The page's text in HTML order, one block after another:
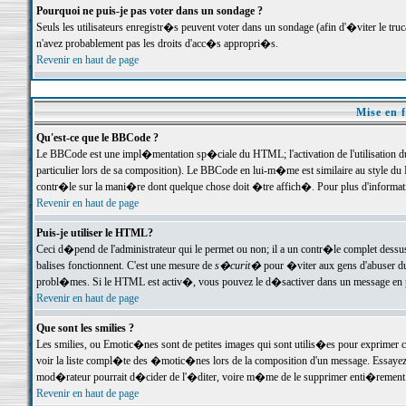
Pourquoi ne puis-je pas voter dans un sondage ?
Seuls les utilisateurs enregistr�s peuvent voter dans un sondage (afin d'�viter le
n'avez probablement pas les droits d'acc�s appropri�s.
Revenir en haut de page
Mise en
Qu'est-ce que le BBCode ?
Le BBCode est une impl�mentation sp�ciale du HTML; l'activation de l'utilisation
particulier lors de sa composition). Le BBCode en lui-m�me est similaire au style
contr�le sur la mani�re dont quelque chose doit �tre affich�. Pour plus
Revenir en haut de page
Puis-je utiliser le HTML?
Ceci d�pend de l'administrateur qui le permet ou non; il a un contr�le complet
balises fonctionnent. C'est une mesure de s�curit�pour �viter aux gens d'abuser
probl�mes. Si le HTML est activ�, vous pouvez le d�sactiver dans un message en
Revenir en haut de page
Que sont les smilies ?
Les smilies, ou Emotic�nes sont de petites images qui sont utilis�es pour exprimer
voir la liste compl�te des �motic�nes lors de la composition d'un message.
mod�rateur pourrait d�cider de l'�diter, voire m�me de le supprimer
Revenir en haut de page